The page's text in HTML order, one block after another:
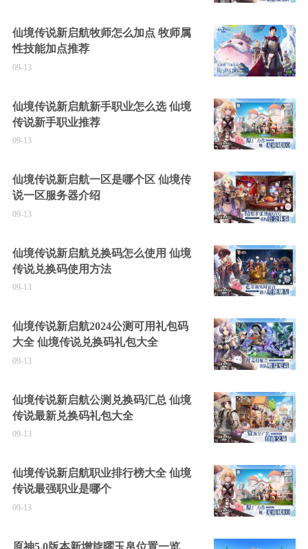
仙境传说新启航牧师怎么加点 牧师属
性技能加点推荐
09-13
仙境传说新启航新手职业怎么选 仙境
传说新手职业推荐
09-13
仙境传说新启航一区是哪个区 仙境传
说一区服务器介绍
09-13
仙境传说新启航兑换码怎么使用 仙境
传说兑换码使用方法
09-13
仙境传说新启航2024公测可用礼包码
大全 仙境传说兑换码礼包大全
09-13
仙境传说新启航公测兑换码汇总 仙境
传说最新兑换码礼包大全
09-13
仙境传说新启航职业排行榜大全 仙境
传说最强职业是哪个
09-13
原神5.0版本新增旋曜玉帛位置一览